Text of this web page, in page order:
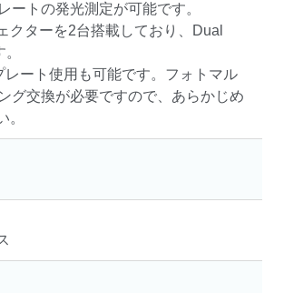
ートの発光測定が可能です。
クターを2台搭載しており、Dual
レート使用も可能です。フォトマル
グ交換が必要ですので、あらかじめ
。